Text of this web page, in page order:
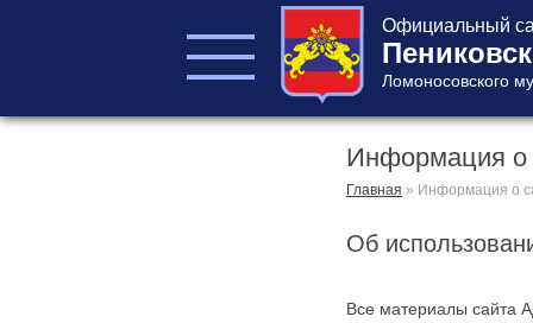
Официальный
Ломоносовского
Информация о
Главная » Информация о
Об
Все материалы сайта